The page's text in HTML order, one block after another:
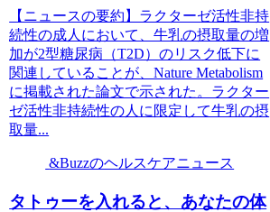
【ニュースの要約】ラクターゼ活性非持
続性の成人において、牛乳の摂取量の増
加が2型糖尿病（T2D）のリスク低下に
関連していることが、Nature Metabolism
に掲載された論文で示された。ラクター
ゼ活性非持続性の人に限定して牛乳の摂
取量...
&Buzzのヘルスケアニュース
タトゥーを入れると、あなたの体